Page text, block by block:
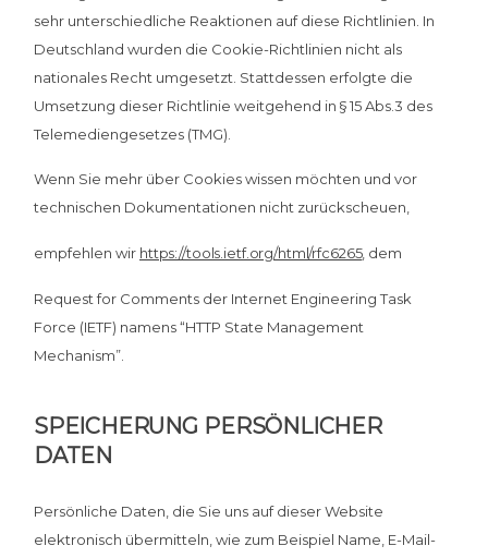
sehr unterschiedliche Reaktionen auf diese Richtlinien. In
Deutschland wurden die Cookie-Richtlinien nicht als
nationales Recht umgesetzt. Stattdessen erfolgte die
Umsetzung dieser Richtlinie weitgehend in § 15 Abs.3 des
Telemediengesetzes (TMG).
Wenn Sie mehr über Cookies wissen möchten und vor
technischen Dokumentationen nicht zurückscheuen,
empfehlen wir https://tools.ietf.org/html/rfc6265, dem
Request for Comments der Internet Engineering Task
Force (IETF) namens “HTTP State Management
Mechanism”.
SPEICHERUNG PERSÖNLICHER
DATEN
Persönliche Daten, die Sie uns auf dieser Website
elektronisch übermitteln, wie zum Beispiel Name, E-Mail-